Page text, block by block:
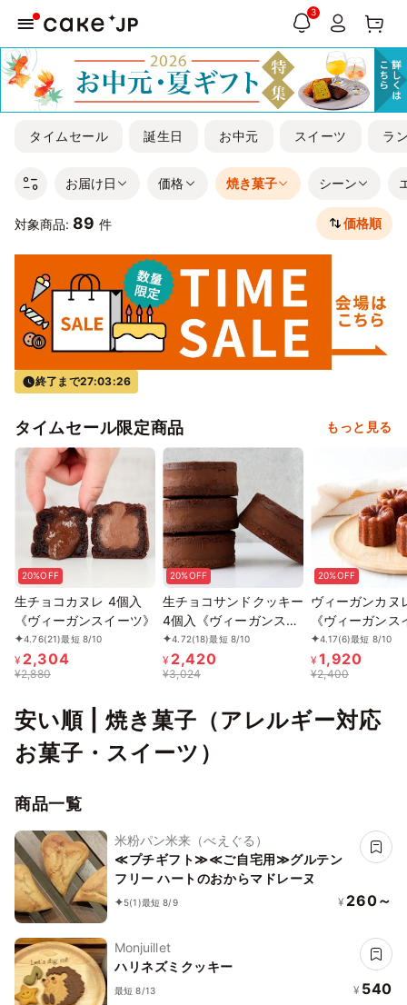
3
タイムセール 誕生日 お中元 スイーツ ラ
お届け日 価格 焼き菓子 シーン
対象商品: 89 件 価格順
終了まで27:03:25
タイムセール限定商品 もっと見る
20%OFF
生チョコカヌレ 4個入
《ヴィーガンスイーツ》
4.76(21)最短 8/10
¥ 2,304
¥2,880
20%OFF
生チョコサンドクッキー
4個入《ヴィーガンスイ
ーツ》
4.72(18)最短 8/10
¥ 2,420
¥3,024
20%OFF
ヴィーガンカヌ
《ヴィーガンス
4.17(6)最短 8/10
¥1,920
¥2,400
安い順 | 焼き菓子（アレルギー対応
お菓子・スイーツ）
商品一覧
米粉パン米来（べえぐる）
≪プチギフト≫≪ご自宅用≫グルテン
フリー ハートのおからマドレーヌ
5(1)最短 8/9 ¥ 260～
Monjuillet
ハリネズミクッキー
最短 8/13 ¥ 540